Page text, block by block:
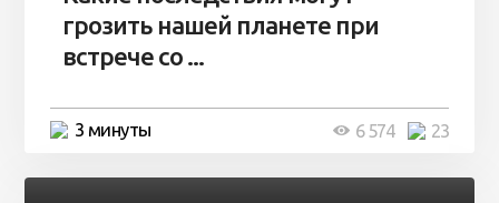
грозить нашей планете при
встрече со ...
3 минуты 23
6 574